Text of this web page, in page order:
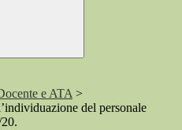
e ATA >
del personale